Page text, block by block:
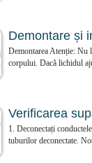
Demontare și
Demontarea Atenție: Nu
corpului. Dacă lichidul
Verificarea
1. Deconectați
tuburilor deconectate.